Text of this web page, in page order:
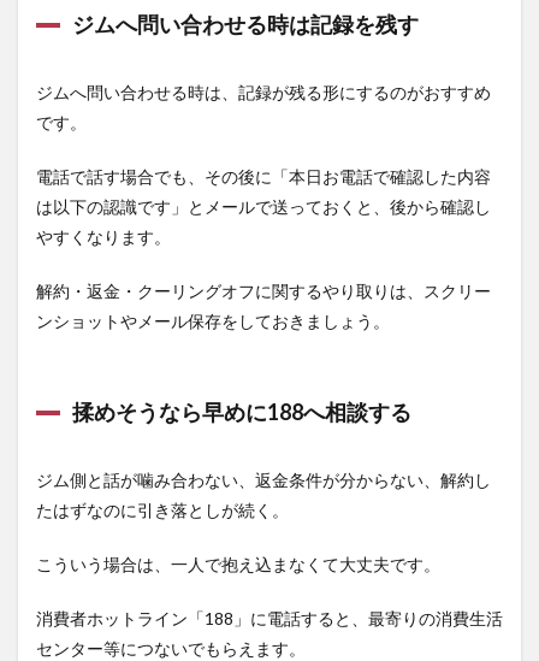
ジムへ問い合わせる時は記録を残す
ジムへ問い合わせる時は、記録が残る形にするのがおすすめ
です。
電話で話す場合でも、その後に「本日お電話で確認した内容
は以下の認識です」とメールで送っておくと、後から確認し
やすくなります。
解約・返金・クーリングオフに関するやり取りは、スクリー
ンショットやメール保存をしておきましょう。
揉めそうなら早めに188へ相談する
ジム側と話が噛み合わない、返金条件が分からない、解約し
たはずなのに引き落としが続く。
こういう場合は、一人で抱え込まなくて大丈夫です。
消費者ホットライン「188」に電話すると、最寄りの消費生活
センター等につないでもらえます。